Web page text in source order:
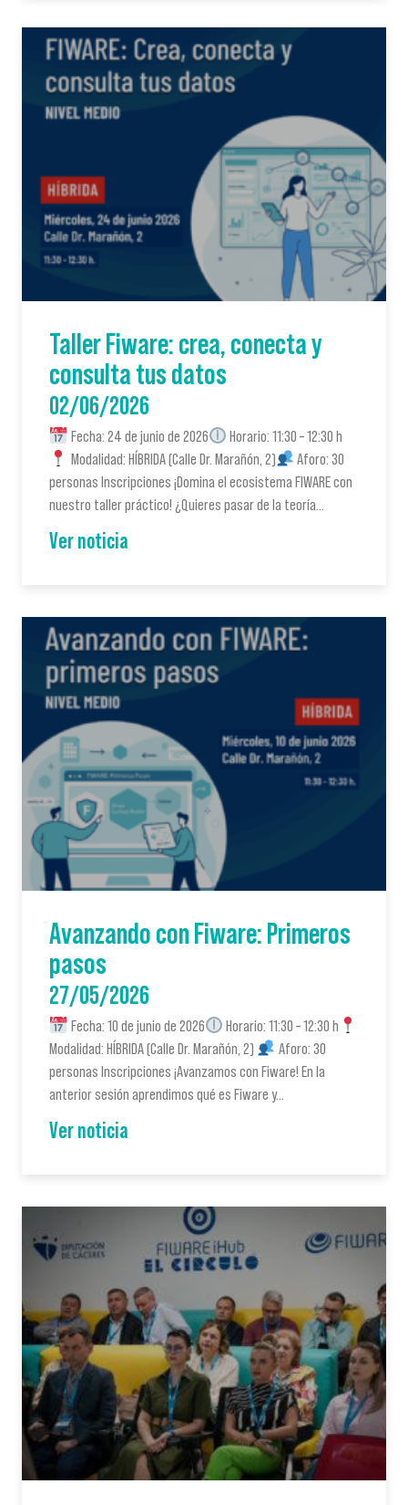
Taller Fiware: crea, conecta y
consulta tus datos
02/06/2026
Fecha: 24 de junio de 2026
Horario: 11:30 – 12:30 h
Modalidad: HÍBRIDA (Calle Dr. Marañón, 2)
Aforo: 30
personas Inscripciones ¡Domina el ecosistema FIWARE con
nuestro taller práctico! ¿Quieres pasar de la teoría…
Ver noticia
Avanzando con Fiware: Primeros
pasos
27/05/2026
Fecha: 10 de junio de 2026
Horario: 11:30 – 12:30 h
Modalidad: HÍBRIDA (Calle Dr. Marañón, 2)
Aforo: 30
personas Inscripciones ¡Avanzamos con Fiware! En la
anterior sesión aprendimos qué es Fiware y…
Ver noticia